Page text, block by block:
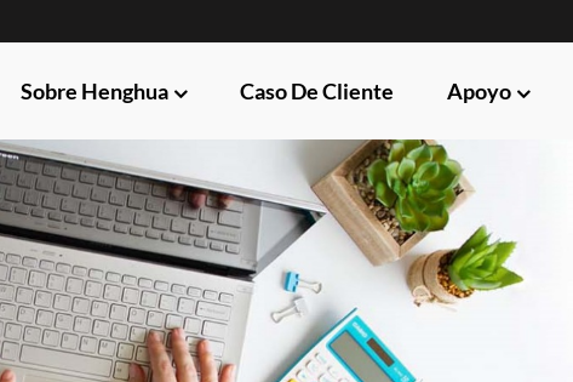
Sobre Henghua Caso De Cliente Apoyo